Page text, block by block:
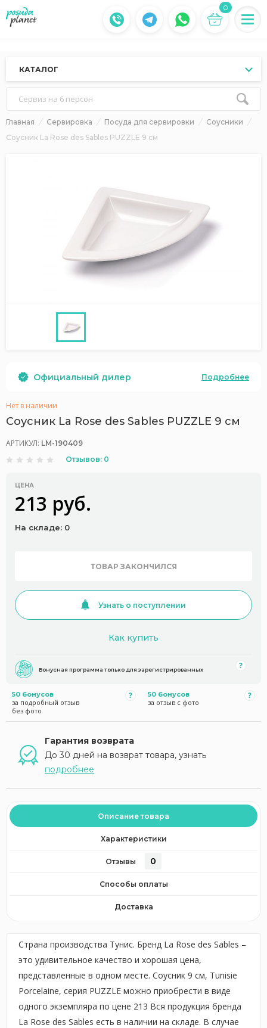
0
КАТАЛОГ
Сервиз на 6 персон
Главная Сервировка Посуда для сервировки
Соусники
Соусник La Rose des Sables PUZZLE 9 см
Официальный дилер Подробнее
Нет в наличии
Соусник La Rose des Sables PUZZLE 9 см
АРТИКУЛ: LM-190409
Отзывов: 0
ЦЕНА
213 руб.
На складе: 0
ТОВАР ЗАКОНЧИЛСЯ
Узнать о поступлении
Как купить
Бонусная программа только для зарегистрированных
50 бонусов
за подробный отзыв
без фото
50 бонусов
за отзыв с фото
Гарантия возврата
До 30 дней на возврат товара, узнать
подробнее
Описание товара
Характеристики
Отзывы 0
Способы оплаты
Доставка
Страна производства Тунис. Бренд La Rose des Sables –
это удивительное качество и хорошая цена,
представленные в одном месте. Соусник 9 см, Tunisie
Porcelaine, серия PUZZLE можно приобрести в виде
одного экземпляра по цене 213 Вся продукция бренда
La Rose des Sables есть в наличии на складе. В случае